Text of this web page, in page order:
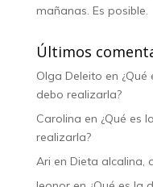
mañanas. Es posible.
Últimos
Olga Deleito en
debo realizarla?
Carolina en ¿Qué es
realizarla?
Ari en Dieta alcalina,